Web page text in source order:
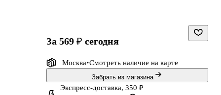
за 569 ₽ сегодня
Москва Смотреть наличие на карте
Забрать из магазина
Экспресс-доставка, 350 ₽